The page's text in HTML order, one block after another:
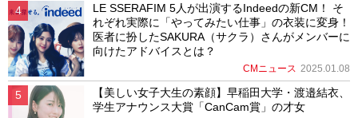
LE SSERAFIM 5人が出演するIndeedの新CM！ そ
れぞれ実際に「やってみたい仕事」の衣装に変身！
医者に扮したSAKURA（サクラ）さんがメンバーに
向けたアドバイスとは？
CMニュース 2025.01.08
【美しい女子大生の素顔】早稲田大学・渡邉結衣、
学生アナウンス大賞「CanCam賞」の才女